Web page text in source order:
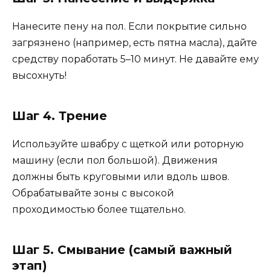
Нанесите пену на пол. Если покрытие сильно
загрязнено (например, есть пятна масла), дайте
средству поработать 5–10 минут. Не давайте ему
высохнуть!
Шаг 4. Трение
Используйте швабру с щеткой или роторную
машину (если пол большой). Движения
должны быть круговыми или вдоль швов.
Обрабатывайте зоны с высокой
проходимостью более тщательно.
Шаг 5. Смывание (самый важный
этап)